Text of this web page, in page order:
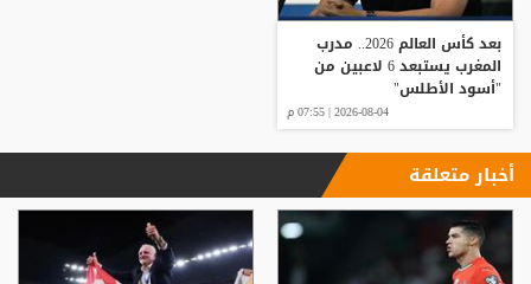
بعد كأس العالم 2026.. مدرب
المغرب يستبعد 6 لاعبين من
"أسود الأطلس"
2026-08-04 | 07:55 م
أخبار متعلقة